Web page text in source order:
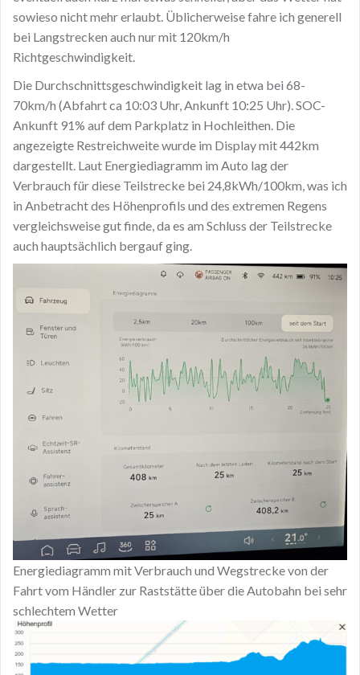
sowieso nicht mehr erlaubt. Üblicherweise fahre ich generell
bei Langstrecken auch nur mit 120km/h
Richtgeschwindigkeit.
Die Durchschnittsgeschwindigkeit lag in etwa bei 68-
70km/h (Abfahrt ca 10:03 Uhr, Ankunft 10:25 Uhr). SOC-
Ankunft 91% auf dem Parkplatz in Hochleithen. Die
angezeigte Restreichweite wurde im Display mit 442km
dargestellt. Laut Energiediagramm im Auto lag der
Verbrauch für diese Teilstrecke bei 24,8kWh/100km, was ich
in Anbetracht des Höhenprofils und des extremen Regens
vergleichsweise gut finde, da es am Schluss der Teilstrecke
auch hauptsächlich bergauf ging.
Energiediagramm mit Verbrauch und Wegstrecke von der
Fahrt vom Händler zur Raststätte über die Autobahn bei sehr
schlechtem Wetter